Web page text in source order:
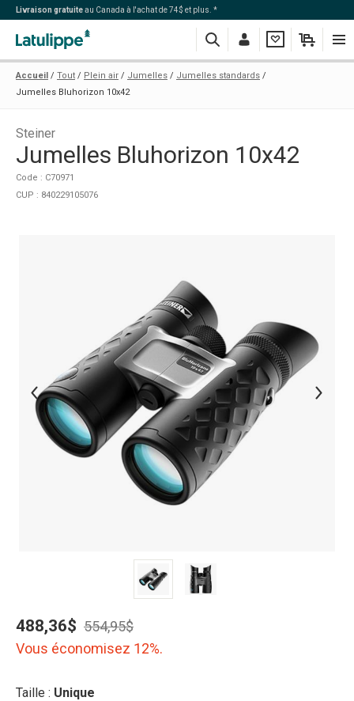
Livraison gratuiteau Canada à l'achat de 74$ et plus. *
Recherche
Me Ma Mon
Accueil Tout Plein air Jumelles
Jumelles standards
Jumelles Bluhorizon 10x42
Steiner
Jumelles Bluhorizon 10x42
Code : C70971
CUP : 840229105076
488,36$ 554,95$
Vous économisez 12%.
Taille : Unique